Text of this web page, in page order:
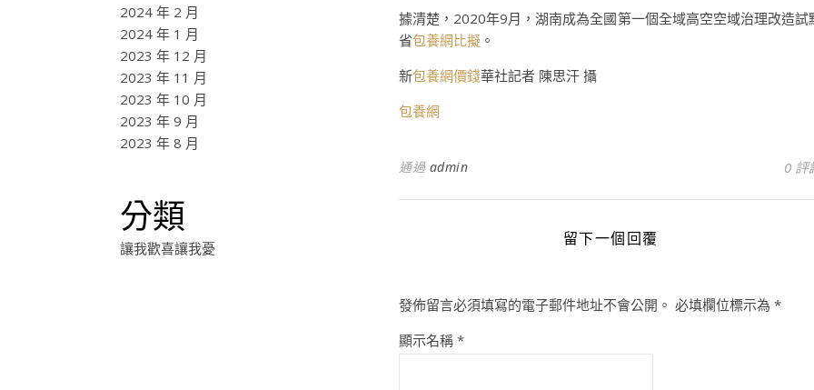
2024 年 2 月
2024 年 1 月
2023 年 12 月
2023 年 11 月
2023 年 10 月
2023 年 9 月
2023 年 8 月
分類
讓我歡喜讓我憂
據清楚，2020年9月，湖南成為全國第一個全域高空空域治理改造試
省包養網比擬 。
新包養網價錢華社記者 陳思汗 攝
包養網
通過 admin 0 評
留下一個回覆
發佈留言必須填寫的電子郵件地址不會公開。 必填欄位標示為 *
顯示名稱 *